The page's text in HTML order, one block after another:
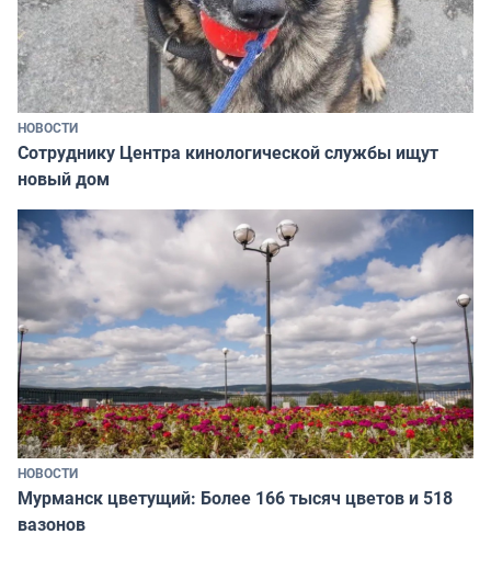
НОВОСТИ
Сотруднику Центра кинологической службы ищут
новый дом
НОВОСТИ
Мурманск цветущий: Более 166 тысяч цветов и 518
вазонов